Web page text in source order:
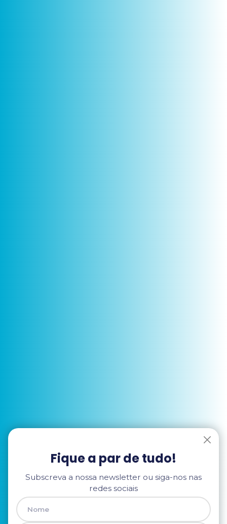
Fique a par de tudo!
Subscreva a nossa newsletter ou siga-nos nas
redes sociais